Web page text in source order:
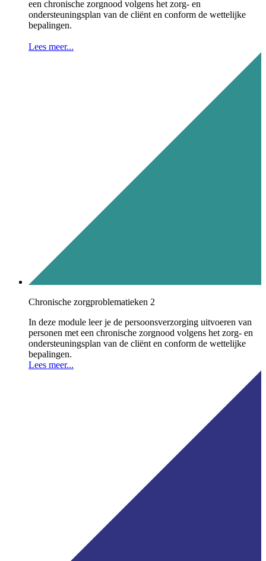
een chronische zorgnood volgens het zorg- en
ondersteuningsplan van de cliënt en conform de wettelijke
bepalingen.
Lees meer...
Chronische zorgproblematieken 2
In deze module leer je de persoonsverzorging uitvoeren van
personen met een chronische zorgnood volgens het zorg- en
ondersteuningsplan van de cliënt en conform de wettelijke
bepalingen.
Lees meer...